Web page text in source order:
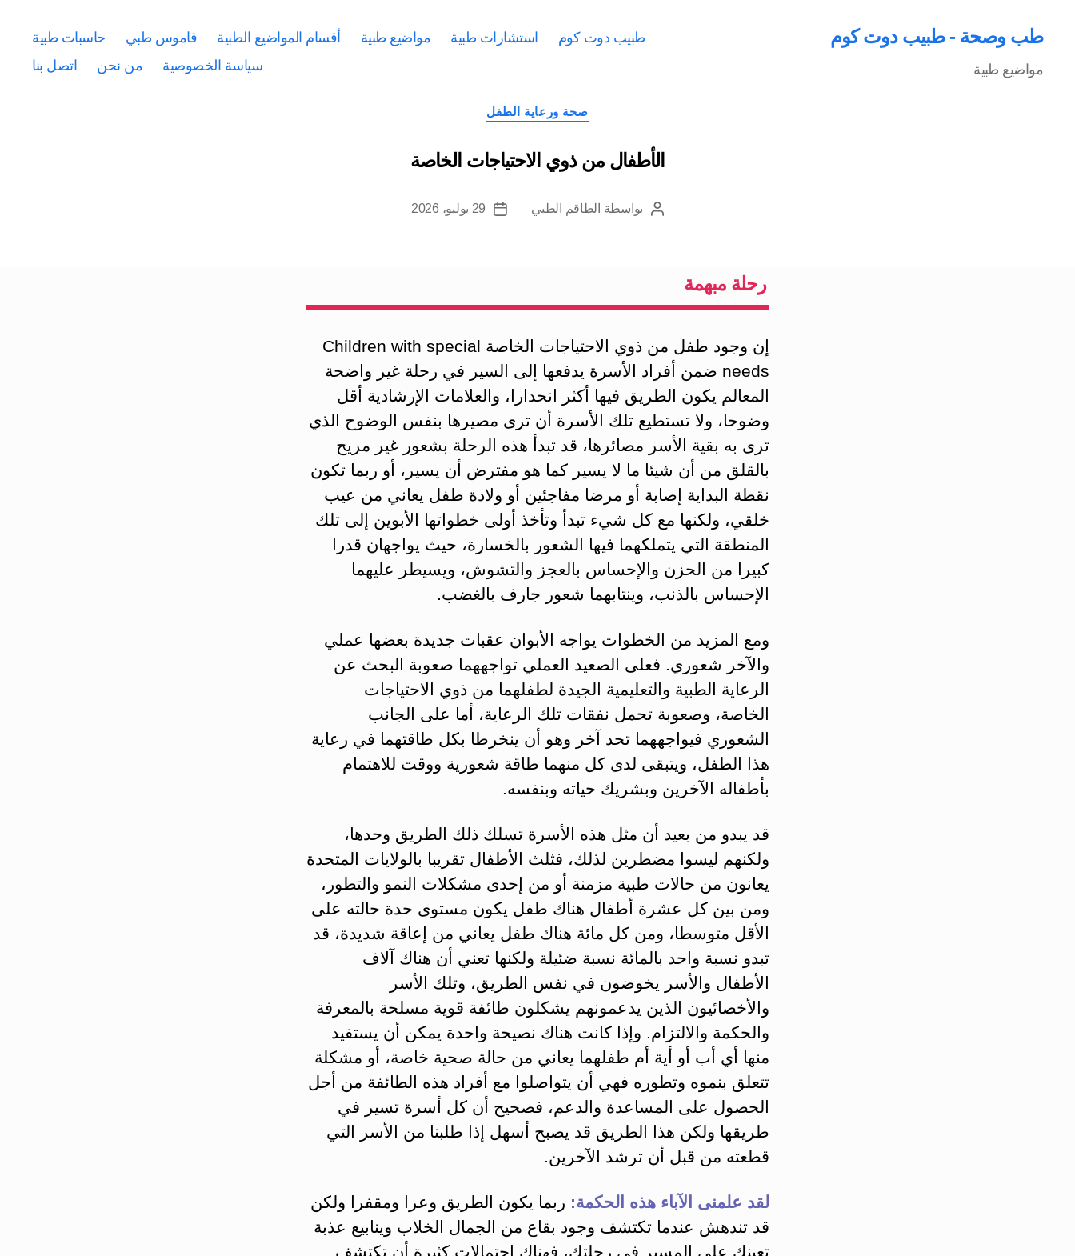
طب وصحة - طبيب دوت كوم
مواضيع طبية
طبيب دوت كوم استشارات طبية مواضيع طبية أقسام المواضيع الطبية قاموس طبي
حاسبات طبية
سياسة الخصوصية
من نحن اتصل بنا
التصنيفات
صحة ورعاية الطفل
الأطفال من ذوي الاحتياجات الخاصة
كاتببواسطة الطاقم الطبي
تاريخ29 يوليو، 2026
رحلة مبهمة
إن وجود طفل من ذوي الاحتياجات الخاصة Children with special
needs ضمن أفراد الأسرة يدفعها إلى السير في رحلة غير واضحة
المعالم يكون الطريق فيها أكثر انحدارا، والعلامات الإرشادية أقل
وضوحا، ولا تستطيع تلك الأسرة أن ترى مصيرها بنفس الوضوح الذي
ترى به بقية الأسر مصائرها، قد تبدأ هذه الرحلة بشعور غير مريح
بالقلق من أن شيئا ما لا يسير كما هو مفترض أن يسير، أو ربما تكون
نقطة البداية إصابة أو مرضا مفاجئين أو ولادة طفل يعاني من عيب
خلقي، ولكنها مع كل شيء تبدأ وتأخذ أولى خطواتها الأبوين إلى تلك
المنطقة التي يتملكهما فيها الشعور بالخسارة، حيث يواجهان قدرا
كبيرا من الحزن والإحساس بالعجز والتشوش، ويسيطر عليهما
الإحساس بالذنب، وينتابهما شعور جارف بالغضب.
ومع المزيد من الخطوات يواجه الأبوان عقبات جديدة بعضها عملي
والآخر شعوري. فعلى الصعيد العملي تواجههما صعوبة البحث عن
الرعاية الطبية والتعليمية الجيدة لطفلهما من ذوي الاحتياجات
الخاصة، وصعوبة تحمل نفقات تلك الرعاية، أما على الجانب
الشعوري فيواجههما تحد آخر وهو أن ينخرطا بكل طاقتهما في رعاية
هذا الطفل، ويتبقى لدى كل منهما طاقة شعورية ووقت للاهتمام
بأطفاله الآخرين وبشريك حياته وبنفسه.
قد يبدو من بعيد أن مثل هذه الأسرة تسلك ذلك الطريق وحدها،
ولكنهم ليسوا مضطرين لذلك، فثلث الأطفال تقريبا بالولايات المتحدة
يعانون من حالات طبية مزمنة أو من إحدى مشكلات النمو والتطور،
ومن بين كل عشرة أطفال هناك طفل يكون مستوى حدة حالته على
الأقل متوسطا، ومن كل مائة هناك طفل يعاني من إعاقة شديدة، قد
تبدو نسبة واحد بالمائة نسبة ضئيلة ولكنها تعني أن هناك آلاف
الأطفال والأسر يخوضون في نفس الطريق، وتلك الأسر
والأخصائيون الذين يدعمونهم يشكلون طائفة قوية مسلحة بالمعرفة
والحكمة والالتزام. وإذا كانت هناك نصيحة واحدة يمكن أن يستفيد
منها أي أب أو أية أم طفلهما يعاني من حالة صحية خاصة، أو مشكلة
تتعلق بنموه وتطوره فهي أن يتواصلوا مع أفراد هذه الطائفة من أجل
الحصول على المساعدة والدعم، فصحيح أن كل أسرة تسير في
طريقها ولكن هذا الطريق قد يصبح أسهل إذا طلبنا من الأسر التي
قطعته من قبل أن ترشد الآخرين.
لقد علمنى الآباء هذه الحكمة: ربما يكون الطريق وعرا ومقفرا ولكن
قد تندهش عندما تكتشف وجود بقاع من الجمال الخلاب وينابيع عذبة
تعينك على المسير في رحلتك، فهناك احتمالات كثيرة أن تكتشف